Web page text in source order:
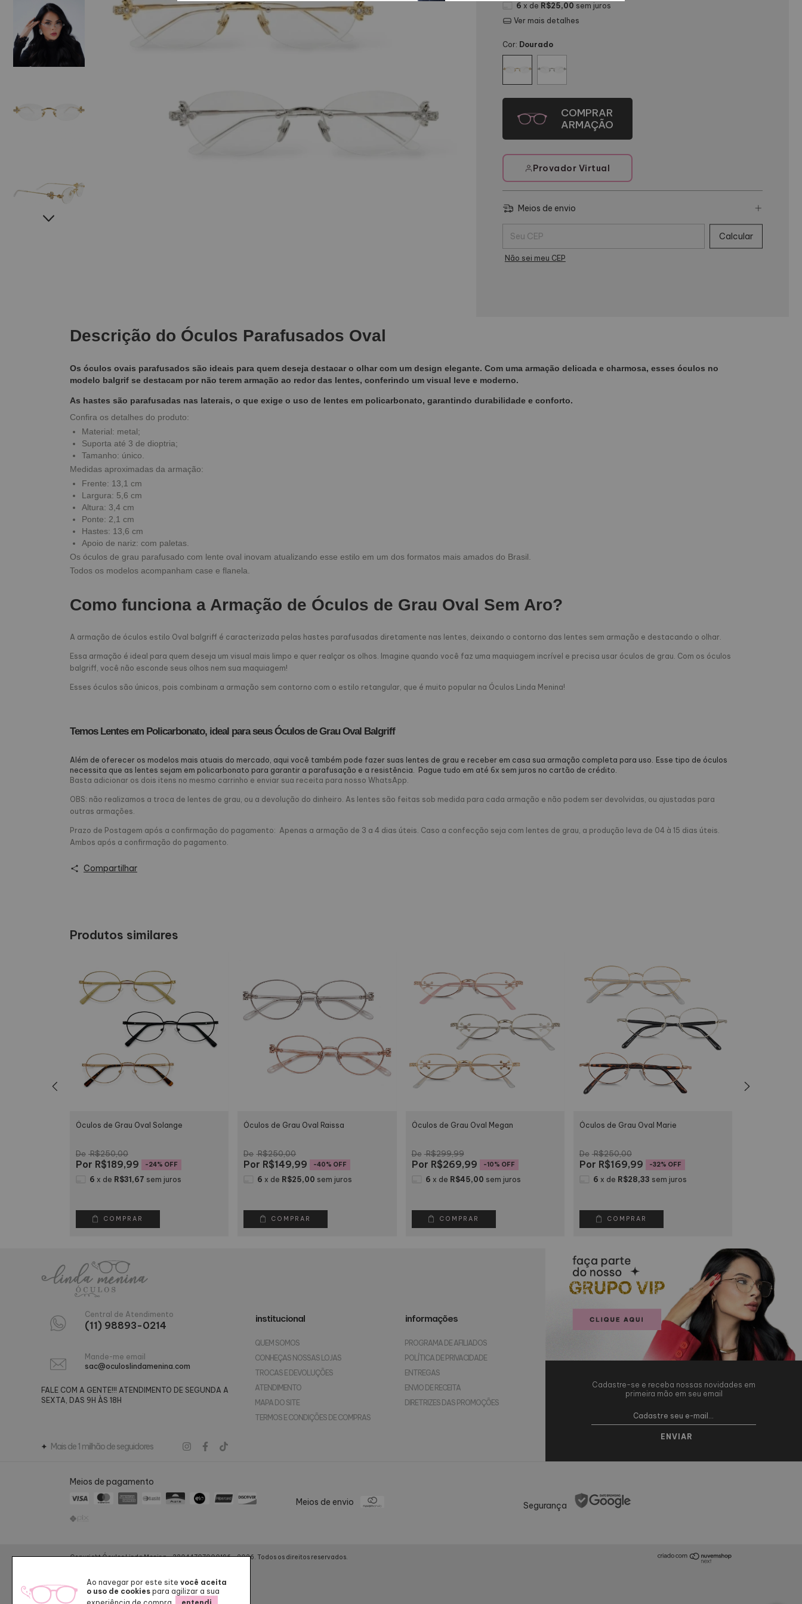
Ao navegar por este site você aceita
o uso de cookies para agilizar a sua
6 x de R$25,00 sem juros
Ver mais detalhes
Cor: Dourado
Provador Virtual
Meios de envio
Entregas para o CEP:
Calcular
Não sei meu CEP
Descrição do Óculos Parafusados Oval
Os óculos ovais parafusados são ideais para quem deseja destacar o olhar com um design elegante. Com uma armação delicada e charmosa, esses óculos no
modelo balgrif se destacam por não terem armação ao redor das lentes, conferindo um visual leve e moderno.
As hastes são parafusadas nas laterais, o que exige o uso de lentes em policarbonato, garantindo durabilidade e conforto.
Confira os detalhes do produto:
Material: metal;
Suporta até 3 de dioptria;
Tamanho: único.
Medidas aproximadas da armação:
Frente: 13,1 cm
Largura: 5,6 cm
Altura: 3,4 cm
Ponte: 2,1 cm
Hastes: 13,6 cm
Apoio de nariz: com paletas.
Os óculos de grau parafusado com lente oval inovam atualizando esse estilo em um dos formatos mais amados do Brasil.
Todos os modelos acompanham case e flanela.
Como funciona a Armação de Óculos de Grau Oval Sem Aro?
A armação de óculos estilo Oval balgriff é caracterizada pelas hastes parafusadas diretamente nas lentes, deixando o contorno das lentes sem armação e destacando o olhar.
Essa armação é ideal para quem deseja um visual mais limpo e quer realçar os olhos. Imagine quando você faz uma maquiagem incrível e precisa usar óculos de grau. Com os óculos
balgriff, você não esconde seus olhos nem sua maquiagem!
Esses óculos são únicos, pois combinam a armação sem contorno com o estilo retangular, que é muito popular na Óculos Linda Menina!
Temos Lentes em Policarbonato, ideal para seus Óculos de Grau Oval Balgriff
Além de oferecer os modelos mais atuais do mercado, aqui você também pode fazer suas lentes de grau e receber em casa sua armação completa para uso.
Esse tipo de óculos
necessita que as lentes sejam em policarbonato para garantir a parafusação e a resistência. Pague tudo em até 6x sem juros no cartão de crédito.
Basta adicionar os dois itens no mesmo carrinho e enviar sua receita para nosso WhatsApp.
OBS: não realizamos a troca de lentes de grau, ou a devolução do dinheiro. As lentes são feitas sob medida para cada armação e não podem ser devolvidas, ou ajustadas para
outras armações.
Prazo de Postagem após a confirmação do pagamento: Apenas a armação de 3 a 4 dias úteis. Caso a confecção seja com lentes de grau, a produção leva de 04 à 15 dias úteis.
Ambos após a confirmação do pagamento.
Compartilhar
Produtos similares
Óculos de Grau Oval Solange
R$250,00
R$189,99 -24% OFF
6 x de R$31,67 sem juros
COMPRAR
Óculos de Grau Oval Raissa
R$250,00
R$149,99 -40% OFF
6 x de R$25,00 sem juros
COMPRAR
Óculos de Grau Oval Megan
R$299,99
R$269,99 -10% OFF
6 x de R$45,00 sem juros
COMPRAR
Óculos de Grau Oval Marie
R$250,00
R$169,99 -32% OFF
6 x de R$28,33 sem juros
COMPRAR
Central de Atendimento
(11) 98893-0214
Mande-me email
sac@oculoslindamenina.com
FALE COM A GENTE!!! ATENDIMENTO DE SEGUNDA A
SEXTA, DAS 9H ÀS 18H
institucional
QUEM SOMOS
CONHEÇAS NOSSAS LOJAS
TROCAS E DEVOLUÇÕES
ATENDIMENTO
MAPA DO SITE
TERMOS E CONDIÇÕES DE COMPRAS
informações
PROGRAMA DE AFILIADOS
POLÍTICA DE PRIVACIDADE
ENTREGAS
ENVIO DE RECEITA
DIRETRIZES DAS PROMOÇÕES
Mais de 1 milhão de seguidores
Cadastre-se e receba nossas novidades em
primeira mão em seu email
Meios de pagamento
Meios de envio
Segurança
Copyright Óculos Linda Menina - 32044707000196 - 2026. Todos os direitos reservados.